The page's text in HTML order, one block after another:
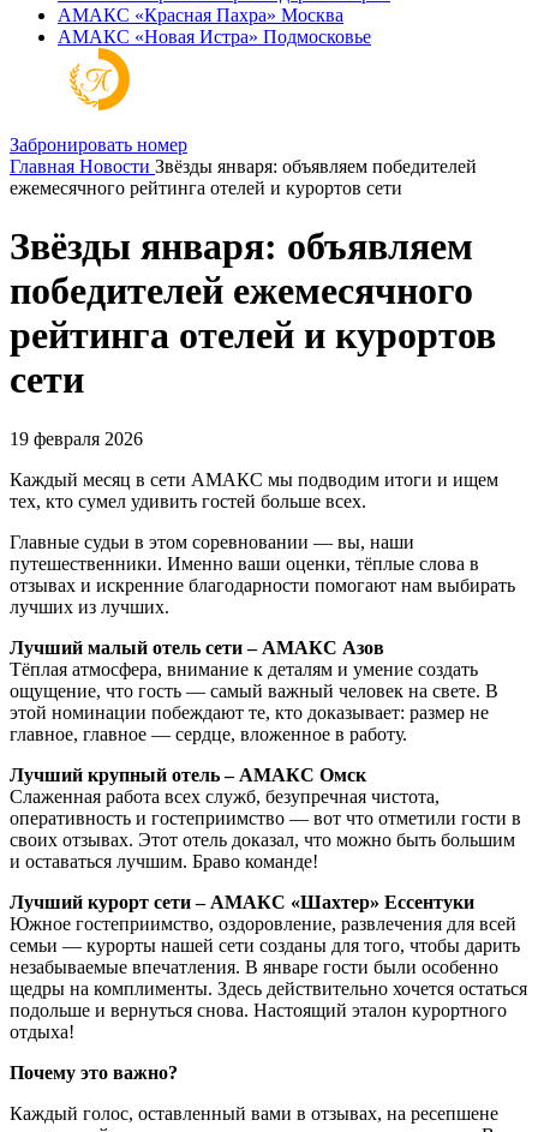
АМАКС «‎Красная Пахра» Москва
АМАКС «‎Новая Истра» Подмосковье
Забронировать номер
Главная Новости Звёзды января: объявляем победителей
ежемесячного рейтинга отелей и курортов сети
Звёзды января: объявляем
победителей ежемесячного
рейтинга отелей и курортов
сети
19 февраля 2026
Каждый месяц в сети АМАКС мы подводим итоги и ищем
тех, кто сумел удивить гостей больше всех.
Главные судьи в этом соревновании — вы, наши
путешественники. Именно ваши оценки, тёплые слова в
отзывах и искренние благодарности помогают нам выбирать
лучших из лучших.
Лучший малый отель сети – АМАКС Азов
Тёплая атмосфера, внимание к деталям и умение создать
ощущение, что гость — самый важный человек на свете. В
этой номинации побеждают те, кто доказывает: размер не
главное, главное — сердце, вложенное в работу.
Лучший крупный отель–АМАКС Омск
Слаженная работа всех служб, безупречная чистота,
оперативность и гостеприимство — вот что отметили гости в
своих отзывах. Этот отель доказал, что можно быть большим
и оставаться лучшим. Браво команде!
Лучший курорт сети – АМАКС «Шахтер» Ессентуки
Южное гостеприимство, оздоровление, развлечения для всей
семьи — курорты нашей сети созданы для того, чтобы дарить
незабываемые впечатления. В январе гости были особенно
щедры на комплименты. Здесь действительно хочется остаться
подольше и вернуться снова. Настоящий эталон курортного
отдыха!
Почему это важно?
Каждый голос, оставленный вами в отзывах, на ресепшене